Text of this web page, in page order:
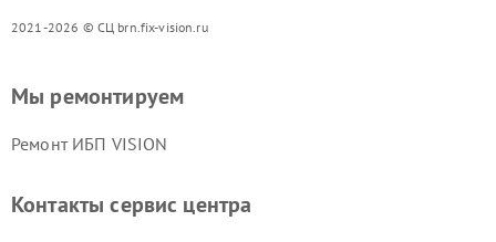
2021-2026 © СЦ brn.fix-vision.ru
Мы ремонтируем
Ремонт ИБП VISION
Контакты сервис центра